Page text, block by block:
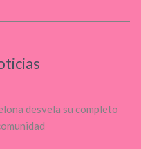
desvela su completo